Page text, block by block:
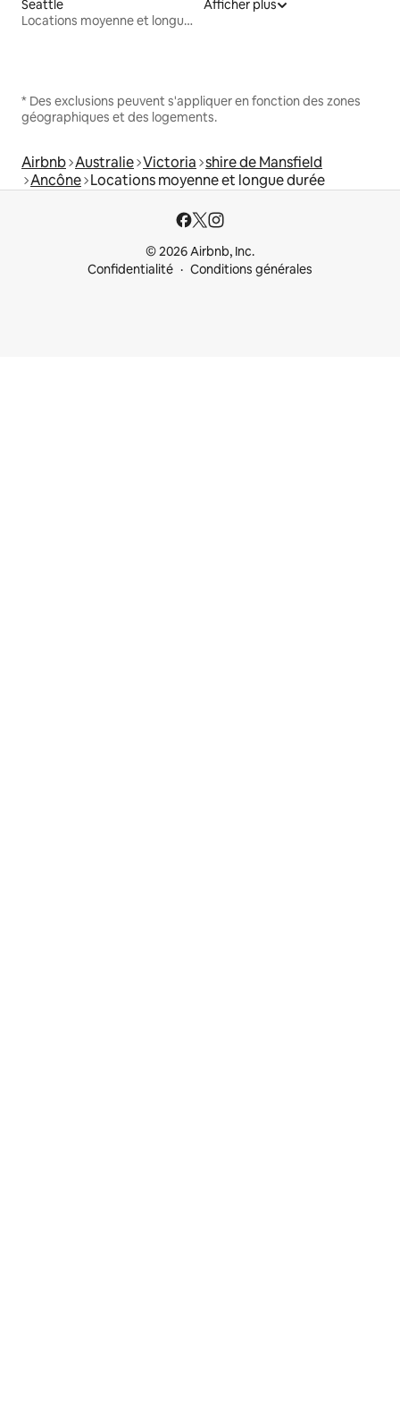
Seattle
Locations moyenne et longue durée
Afficher plus
* Des exclusions peuvent s'appliquer en fonction des zones
géographiques et des logements.
Airbnb Australie Victoria shire de Mansfield
Ancône Locations moyenne et longue durée
© 2026 Airbnb, Inc.
Confidentialité
Conditions générales